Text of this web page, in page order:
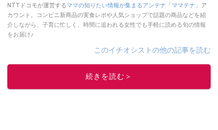
NTTドコモが運営するママの知りたい情報が集まるアンテナ「ママテナ」 ア
カウント。コンビニ新商品の実食レポや人気ショップで話題の商品などを紹
介しながら、子育に忙しく、時間に追われる女性でも手軽に読める旬の情報
をお届け♪
このイチオシストの他の記事を読む
続きを読む＞